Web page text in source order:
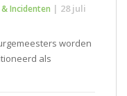
& Incidenten | 28 juli
worden
als